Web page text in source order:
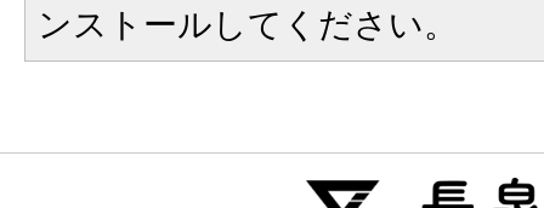
ンストールしてください。